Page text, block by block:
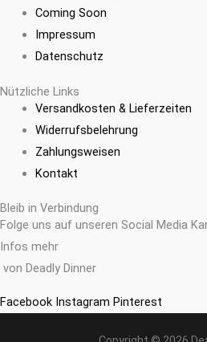
Coming Soon
Impressum
Datenschutz
Nützliche Links
Versandkosten & Lieferzeiten
Widerrufsbelehrung
Zahlungsweisen
Kontakt
Bleib in Verbindung
Folge uns auf unseren Social Media
Infos mehr
von Deadly Dinner
Facebook Instagram Pinterest